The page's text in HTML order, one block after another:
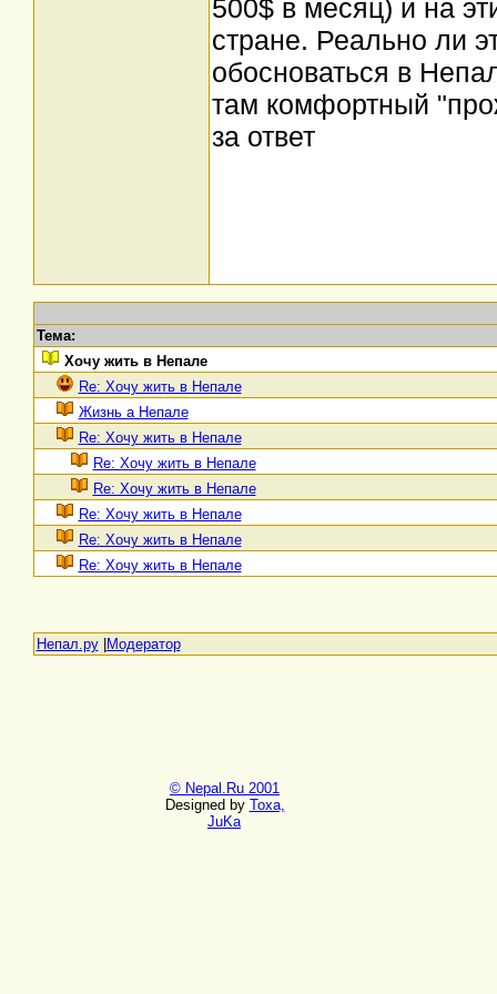
500$ в месяц) и на
стране. Реально ли
обосноваться в
там комфортный
за ответ
Тема:
Хочу жить в Непале
Re: Хочу жить в Непале
Жизнь а Непале
Re: Хочу жить в Непале
Re: Хочу жить в Непале
Re: Хочу жить в Непале
Re: Хочу жить в Непале
Re: Хочу жить в Непале
Re: Хочу жить в Непале
Непал.ру| Модератор
© Nepal.Ru 2001
Designed by Toxa,
JuKa